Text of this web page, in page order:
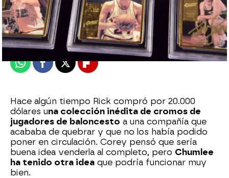
mega
Publicado: 18 de enero de 2024, 20:53
WhatsappFacebook
X Flipboard
Hace algún tiempo Rick compró por 20.000
dólares una colección inédita de cromos de
jugadores de baloncesto a una compañía que
acababa de quebrar y que no los había podido
poner en circulación. Corey pensó que sería
buena idea venderla al completo, pero Chumlee
ha tenido otra idea que podría funcionar muy
bien.